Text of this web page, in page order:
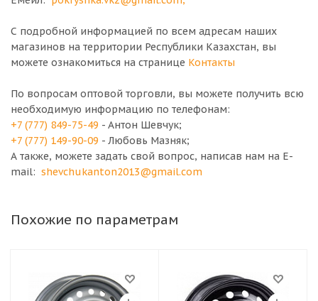
С подробной информацией по всем адресам наших
магазинов на территории Республики Казахстан, вы
можете ознакомиться на странице Контакты
По вопросам оптовой торговли, вы можете получить всю
необходимую информацию по телефонам:
+7 (777) 849-75-49 - Антон Шевчук;
+7 (777) 149-90-09 - Любовь Мазняк;
А также, можете задать свой вопрос, написав нам на E-
mail: shevchukanton2013@gmail.com
Похожие по параметрам